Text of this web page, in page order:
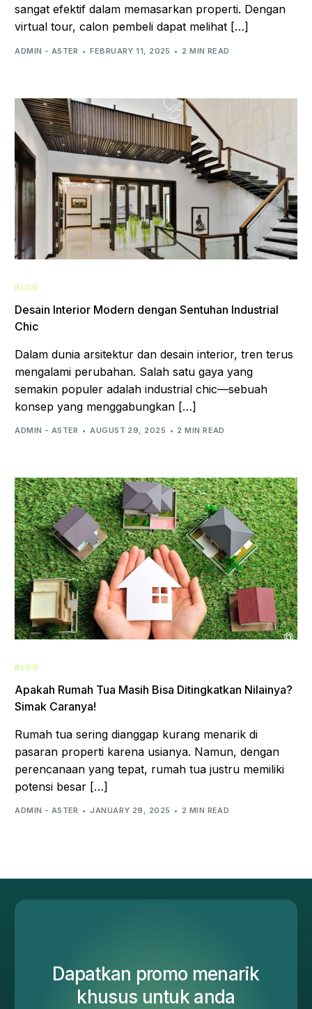
sangat efektif dalam memasarkan properti. Dengan
virtual tour, calon pembeli dapat melihat […]
ADMIN - ASTER FEBRUARY 11, 2025 2 MIN READ
BLOG
Desain Interior Modern dengan Sentuhan Industrial
Chic
Dalam dunia arsitektur dan desain interior, tren terus
mengalami perubahan. Salah satu gaya yang
semakin populer adalah industrial chic—sebuah
konsep yang menggabungkan […]
ADMIN - ASTER AUGUST 29, 2025 2 MIN READ
BLOG
Apakah Rumah Tua Masih Bisa Ditingkatkan Nilainya?
Simak Caranya!
Rumah tua sering dianggap kurang menarik di
pasaran properti karena usianya. Namun, dengan
perencanaan yang tepat, rumah tua justru memiliki
potensi besar […]
ADMIN - ASTER JANUARY 29, 2025 2 MIN READ
Dapatkan promo menarik
khusus untuk anda